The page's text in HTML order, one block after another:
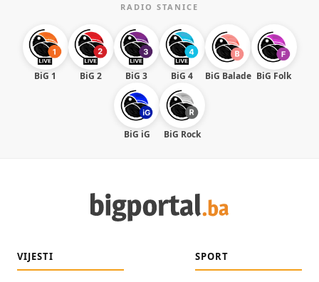
RADIO STANICE
BiG 1 BiG 2 BiG 3 BiG 4 BiG Balade BiG Folk
BiG iG BiG Rock
VIJESTI SPORT